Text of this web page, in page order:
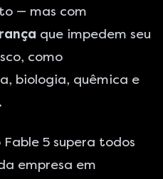
— mas com
que impedem seu
como
biologia, quêmica e
5 supera todos
empresa em